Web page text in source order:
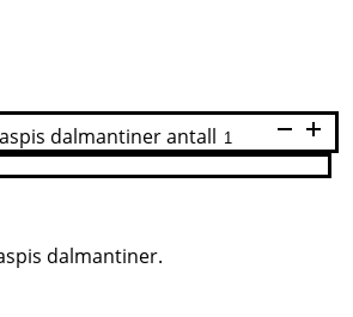
dalmantiner antall
dalmantiner.